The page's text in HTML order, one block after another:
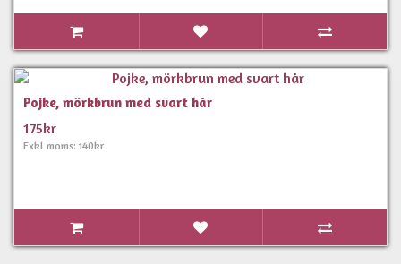
Pojke, mörkbrun med svart hår
175kr
Exkl moms: 140kr